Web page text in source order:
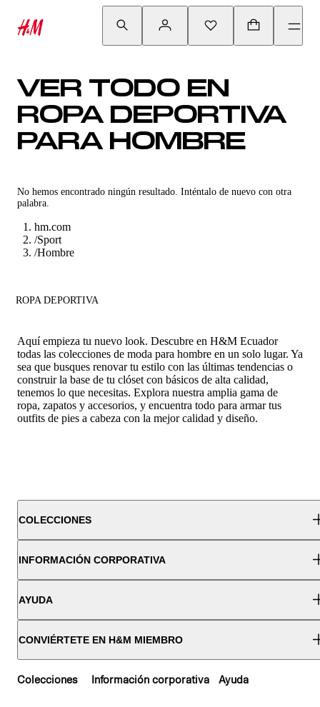
VER TODO EN
ROPA DEPORTIVA
PARA HOMBRE
No hemos encontrado ningún resultado. Inténtalo de nuevo con otra
palabra.
hm.com
/Sport
/Hombre
ROPA DEPORTIVA
Aquí empieza tu nuevo look. Descubre en H&M Ecuador
todas las colecciones de moda para hombre en un solo lugar. Ya
sea que busques renovar tu estilo con las últimas tendencias o
construir la base de tu clóset con básicos de alta calidad,
tenemos lo que necesitas. Explora nuestra amplia gama de
ropa, zapatos y accesorios, y encuentra todo para armar tus
outfits de pies a cabeza con la mejor calidad y diseño.
COLECCIONES
INFORMACIÓN CORPORATIVA
AYUDA
CONVIÉRTETE EN H&M MIEMBRO
Colecciones Información corporativa Ayuda